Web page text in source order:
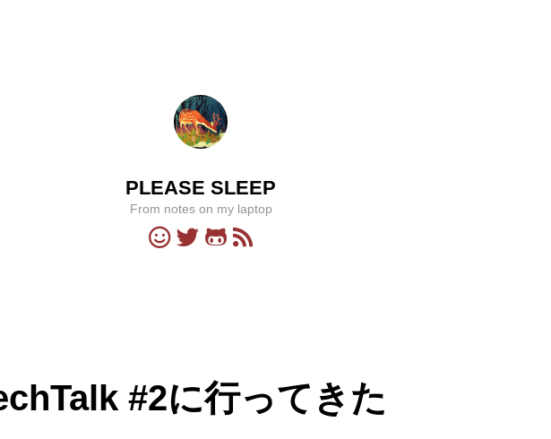
PLEASE SLEEP
From notes on my laptop
#2に行ってきた